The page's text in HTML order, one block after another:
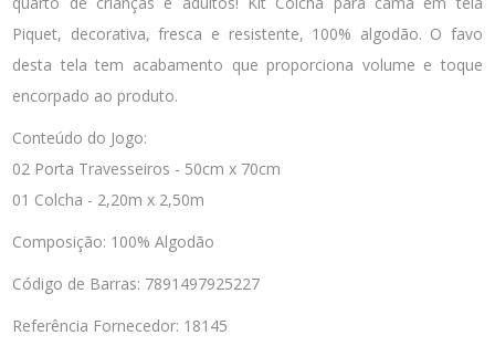
Piquet, decorativa, fresca e resistente, 100% algodão. O favo
desta tela tem acabamento que proporciona volume e toque
encorpado ao produto.
Conteúdo do Jogo:
02 Porta Travesseiros - 50cm x 70cm
01 Colcha - 2,20m x 2,50m
Composição: 100% Algodão
Código de Barras: 7891497925227
Referência Fornecedor: 18145